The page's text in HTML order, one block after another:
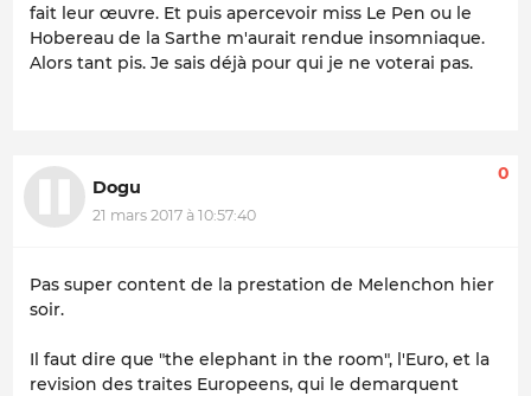
fait leur œuvre. Et puis apercevoir miss Le Pen ou le
Hobereau de la Sarthe m'aurait rendue insomniaque.
Alors tant pis. Je sais déjà pour qui je ne voterai pas.
Dogu
21 mars 2017 à 10:57:40
0
Pas super content de la prestation de Melenchon hier
soir.
Il faut dire que "the elephant in the room", l'Euro, et la
revision des traites Europeens, qui le demarquent